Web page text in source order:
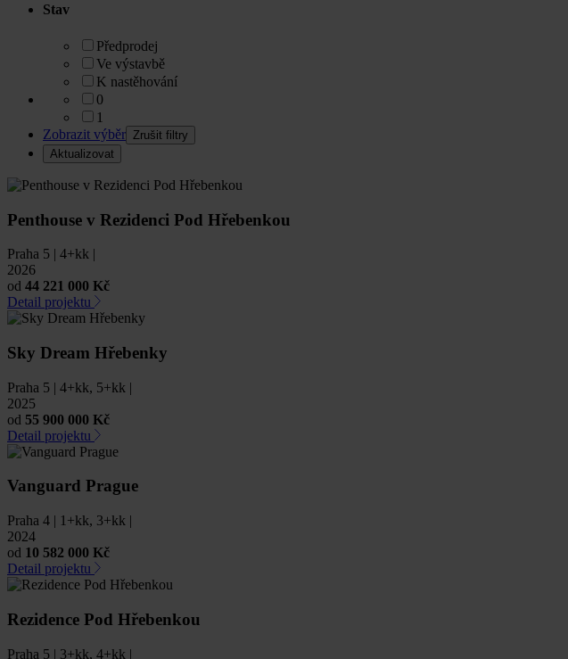
Stav
Předprodej
Ve výstavbě
K nastěhování
0
1
Zobrazit výběr
Penthouse v Rezidenci Pod Hřebenkou
Praha 5 | 4+kk |
2026
od 44 221 000 Kč
Detail projektu
Sky Dream Hřebenky
Praha 5 | 4+kk, 5+kk |
2025
od 55 900 000 Kč
Detail projektu
Vanguard Prague
Praha 4 | 1+kk, 3+kk |
2024
od 10 582 000 Kč
Detail projektu
Rezidence Pod Hřebenkou
Praha 5 | 3+kk, 4+kk |